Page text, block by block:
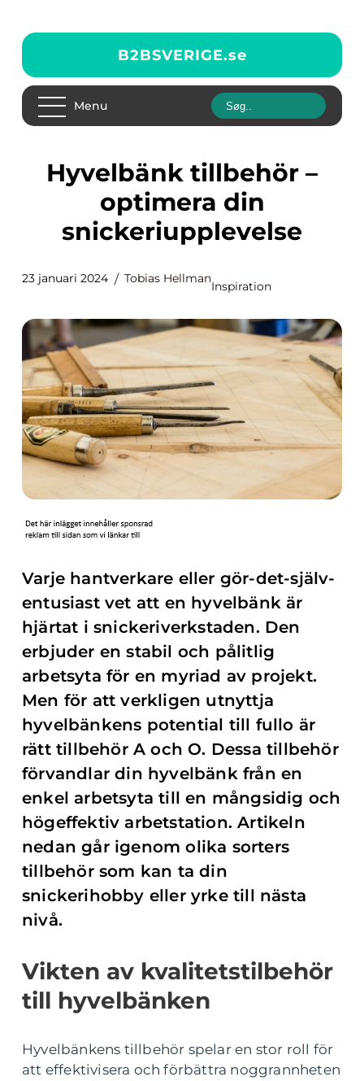
B2BSVERIGE.se
Menu
Hyvelbänk tillbehör –
optimera din
snickeriupplevelse
23 januari 2024 Tobias Hellman
Inspiration
Varje hantverkare eller gör-det-själv-
entusiast vet att en hyvelbänk är
hjärtat i snickeriverkstaden. Den
erbjuder en stabil och pålitlig
arbetsyta för en myriad av projekt.
Men för att verkligen utnyttja
hyvelbänkens potential till fullo är
rätt tillbehör A och O. Dessa tillbehör
förvandlar din hyvelbänk från en
enkel arbetsyta till en mångsidig och
högeffektiv arbetstation. Artikeln
nedan går igenom olika sorters
tillbehör som kan ta din
snickerihobby eller yrke till nästa
nivå.
Vikten av kvalitetstilbehör
till hyvelbänken
Hyvelbänkens tillbehör spelar en stor roll för
att effektivisera och förbättra noggrannheten